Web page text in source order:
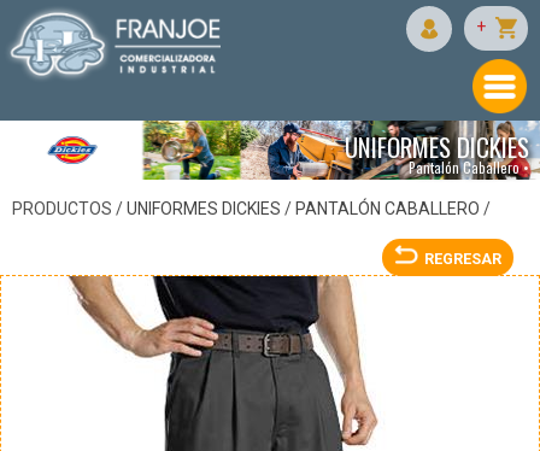
+
UNIFORMES DICKIES
Pantalón Caballero •
PRODUCTOS /UNIFORMES DICKIES / PANTALÓN CABALLERO /
REGRESAR